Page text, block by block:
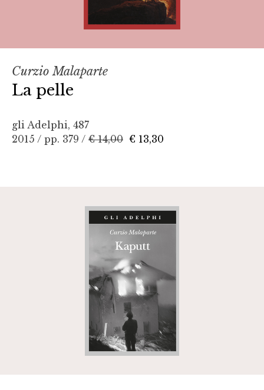
Curzio Malaparte
La pelle
gli Adelphi, 487
2015 / pp. 379 / € 14,00 € 13,30